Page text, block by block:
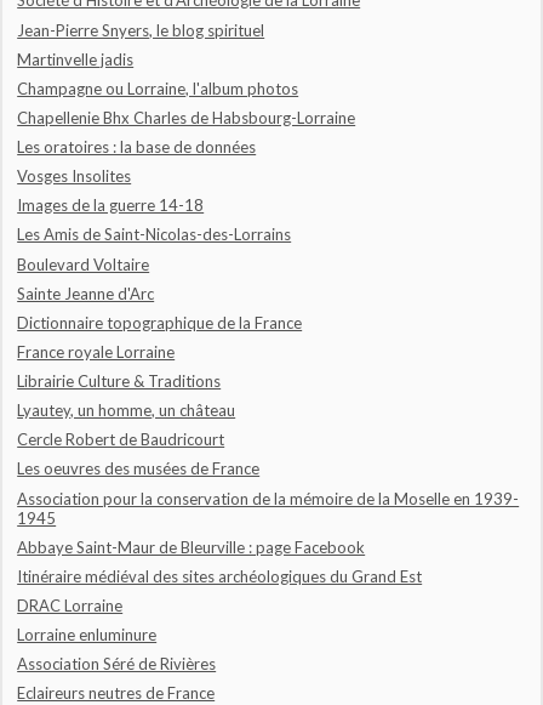
Jean-Pierre Snyers, le blog spirituel
Martinvelle jadis
Champagne ou Lorraine, l'album photos
Chapellenie Bhx Charles de Habsbourg-Lorraine
Les oratoires : la base de données
Vosges Insolites
Images de la guerre 14-18
Les Amis de Saint-Nicolas-des-Lorrains
Boulevard Voltaire
Sainte Jeanne d'Arc
Dictionnaire topographique de la France
France royale Lorraine
Librairie Culture & Traditions
Lyautey, un homme, un château
Cercle Robert de Baudricourt
Les oeuvres des musées de France
Association pour la conservation de la mémoire de la Moselle en 1939-
1945
Abbaye Saint-Maur de Bleurville : page Facebook
Itinéraire médiéval des sites archéologiques du Grand Est
DRAC Lorraine
Lorraine enluminure
Association Séré de Rivières
Eclaireurs neutres de France